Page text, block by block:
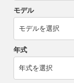
モデル
年式